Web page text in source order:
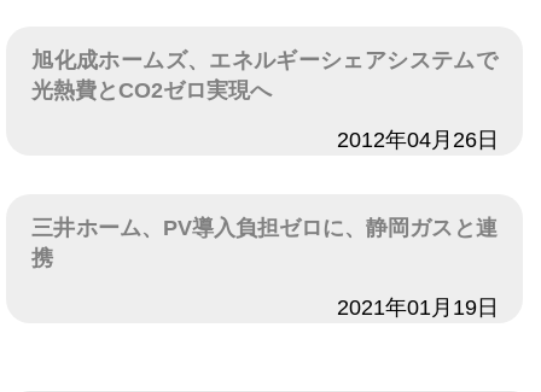
旭化成ホームズ、エネルギーシェアシステムで
光熱費とCO2ゼロ実現へ
2012年04月26日
三井ホーム、PV導入負担ゼロに、静岡ガスと連
携
2021年01月19日